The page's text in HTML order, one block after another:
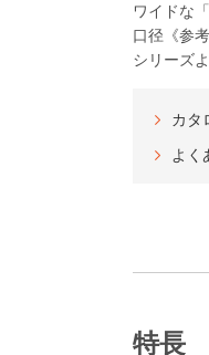
ワイドな
口径《参
シリーズ
カタ
よく
特長